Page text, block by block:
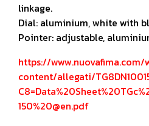
linkage.
Dial: aluminium, white with
Pointer: adjustable,
https://www.nuovafima.com/
content/allegati/
150%20@en.pdf